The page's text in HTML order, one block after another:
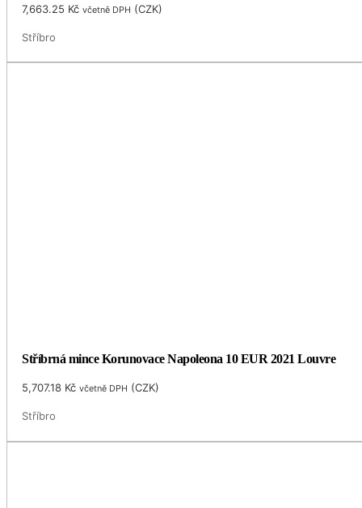
7,663.25 Kč včetně DPH (CZK)
Stříbro
Stříbrná mince Korunovace Napoleona 10 EUR 2021 Louvre
5,707.18 Kč včetně DPH (CZK)
Stříbro